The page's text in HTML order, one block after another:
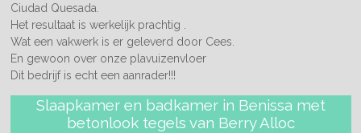
Ciudad Quesada.
Het resultaat is werkelijk prachtig .
Wat een vakwerk is er geleverd door Cees.
En gewoon over onze plavuizenvloer
Dit bedrijf is echt een aanrader!!!
Slaapkamer en badkamer in Benissa met
betonlook tegels van Berry Alloc